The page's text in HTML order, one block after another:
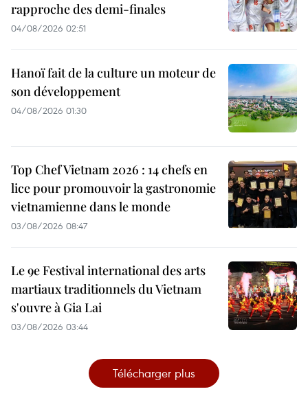
rapproche des demi-finales
04/08/2026 02:51
Hanoï fait de la culture un moteur de
son développement
04/08/2026 01:30
Top Chef Vietnam 2026 : 14 chefs en
lice pour promouvoir la gastronomie
vietnamienne dans le monde
03/08/2026 08:47
Le 9e Festival international des arts
martiaux traditionnels du Vietnam
s'ouvre à Gia Lai
03/08/2026 03:44
Télécharger plus